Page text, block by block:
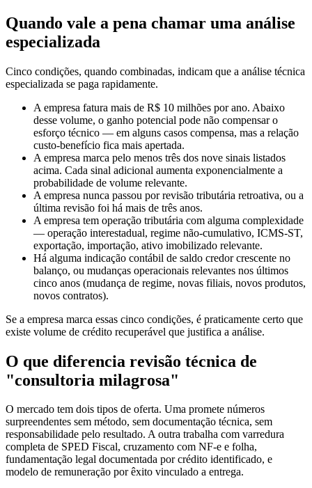
Quando vale a pena chamar uma análise
especializada
Cinco condições, quando combinadas, indicam que a análise técnica
especializada se paga rapidamente.
A empresa fatura mais de R$ 10 milhões por ano. Abaixo
desse volume, o ganho potencial pode não compensar o
esforço técnico — em alguns casos compensa, mas a relação
custo-benefício fica mais apertada.
A empresa marca pelo menos três dos nove sinais listados
acima. Cada sinal adicional aumenta exponencialmente a
probabilidade de volume relevante.
A empresa nunca passou por revisão tributária retroativa, ou a
última revisão foi há mais de três anos.
A empresa tem operação tributária com alguma complexidade
— operação interestadual, regime não-cumulativo, ICMS-ST,
exportação, importação, ativo imobilizado relevante.
Há alguma indicação contábil de saldo credor crescente no
balanço, ou mudanças operacionais relevantes nos últimos
cinco anos (mudança de regime, novas filiais, novos produtos,
novos contratos).
Se a empresa marca essas cinco condições, é praticamente certo que
existe volume de crédito recuperável que justifica a análise.
O que diferencia revisão técnica de
"consultoria milagrosa"
O mercado tem dois tipos de oferta. Uma promete números
surpreendentes sem método, sem documentação técnica, sem
responsabilidade pelo resultado. A outra trabalha com varredura
completa de SPED Fiscal, cruzamento com NF-e e folha,
fundamentação legal documentada por crédito identificado, e
modelo de remuneração por êxito vinculado a entrega.